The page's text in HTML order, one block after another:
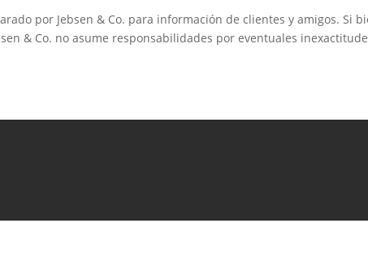
por Jebsen & Co. para información de clientes y amigos. Si
& Co. no asume responsabilidades por eventuales